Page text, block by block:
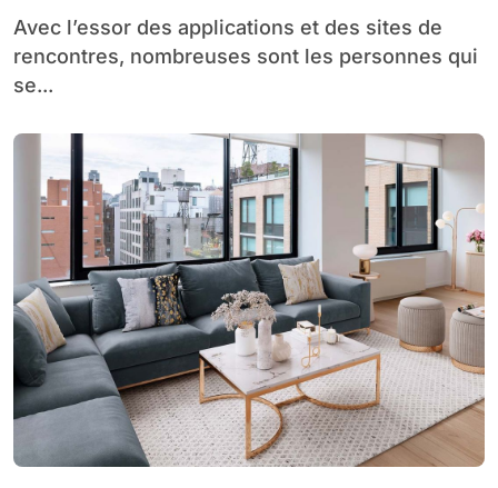
Avec l’essor des applications et des sites de
rencontres, nombreuses sont les personnes qui
se...